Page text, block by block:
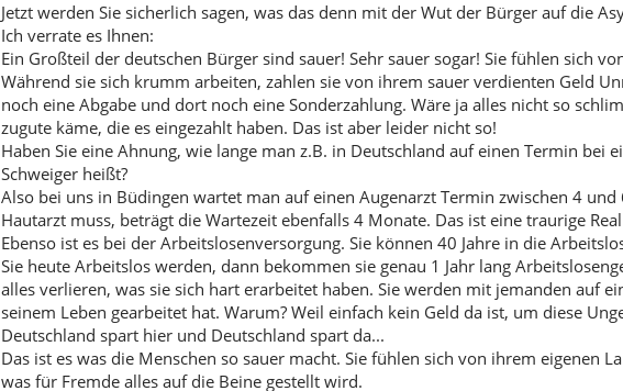
Jetzt werden Sie sicherlich sagen, was das denn mit der Wut der Bürger auf die
Ich verrate es Ihnen:
Ein Großteil der deutschen Bürger sind sauer! Sehr sauer sogar! Sie fühlen sich
Während sie sich krumm arbeiten, zahlen sie von ihrem sauer verdienten Geld
noch eine Abgabe und dort noch eine Sonderzahlung. Wäre ja alles nicht so
zugute käme, die es eingezahlt haben. Das ist aber leider nicht so!
Haben Sie eine Ahnung, wie lange man z.B. in Deutschland auf einen Termin bei
Schweiger heißt?
Also bei uns in Büdingen wartet man auf einen Augenarzt Termin zwischen 4
Hautarzt muss, beträgt die Wartezeit ebenfalls 4 Monate. Das ist eine traurige
Ebenso ist es bei der Arbeitslosenversorgung. Sie können 40 Jahre in die
Sie heute Arbeitslos werden, dann bekommen sie genau 1 Jahr lang
alles verlieren, was sie sich hart erarbeitet haben. Sie werden mit jemanden auf
seinem Leben gearbeitet hat. Warum? Weil einfach kein Geld da ist, um diese
Deutschland spart hier und Deutschland spart da...
Das ist es was die Menschen so sauer macht. Sie fühlen sich von ihrem eigenen
was für Fremde alles auf die Beine gestellt wird.